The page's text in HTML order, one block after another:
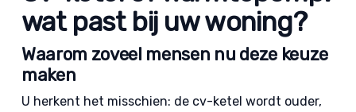
wat past bij uw woning?
Waarom zoveel mensen nu deze keuze
maken
U herkent het misschien: de cv-ketel wordt ouder,